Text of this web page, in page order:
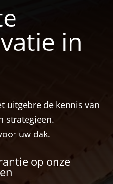
in
uitgebreide kennis van
strategieën.
uw dak.
op onze